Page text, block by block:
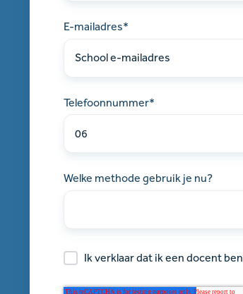
E-mailadres*
Telefoonnummer*
Welke methode gebruik je nu?
Ik verklaar dat ik een docent ben